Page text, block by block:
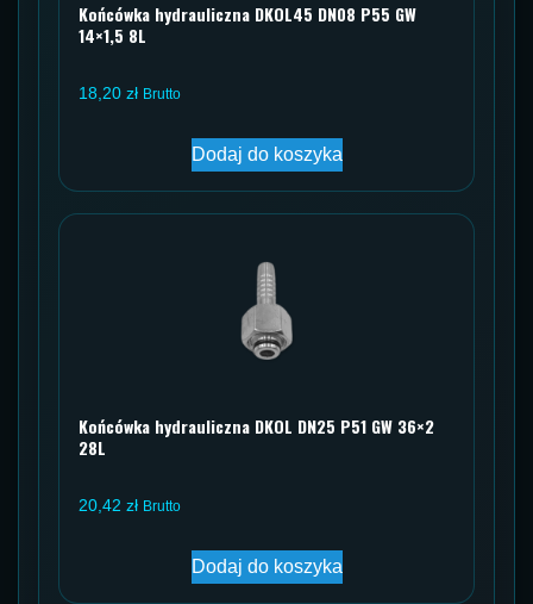
Końcówka hydrauliczna DKOL45 DN08 P55 GW
14×1,5 8L
18,20 zł Brutto
Dodaj do koszyka
Końcówka hydrauliczna DKOL DN25 P51 GW 36×2
28L
20,42 zł Brutto
Dodaj do koszyka